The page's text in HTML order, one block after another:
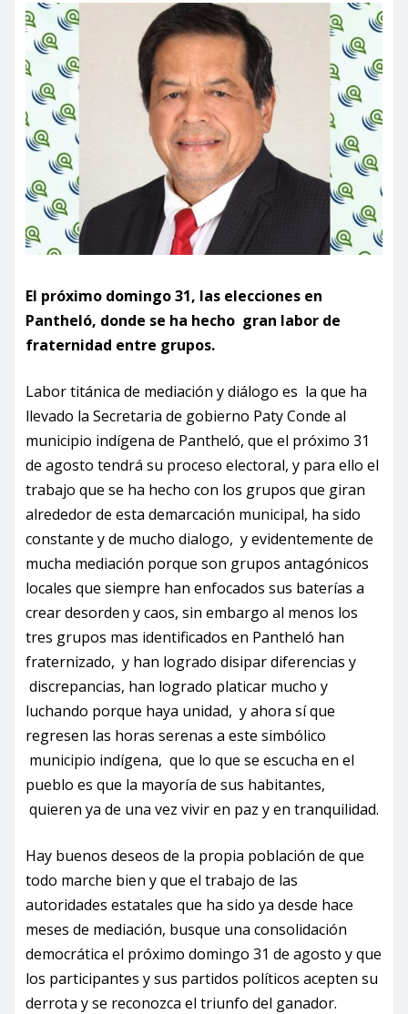
El próximo domingo 31, las elecciones en
Pantheló, donde se ha hecho gran labor de
fraternidad entre grupos.
Labor titánica de mediación y diálogo es la que ha
llevado la Secretaria de gobierno Paty Conde al
municipio indígena de Pantheló, que el próximo 31
de agosto tendrá su proceso electoral, y para ello el
trabajo que se ha hecho con los grupos que giran
alrededor de esta demarcación municipal, ha sido
constante y de mucho dialogo, y evidentemente de
mucha mediación porque son grupos antagónicos
locales que siempre han enfocados sus baterías a
crear desorden y caos, sin embargo al menos los
tres grupos mas identificados en Pantheló han
fraternizado, y han logrado disipar diferencias y
discrepancias, han logrado platicar mucho y
luchando porque haya unidad, y ahora sí que
regresen las horas serenas a este simbólico
municipio indígena, que lo que se escucha en el
pueblo es que la mayoría de sus habitantes,
quieren ya de una vez vivir en paz y en tranquilidad.
Hay buenos deseos de la propia población de que
todo marche bien y que el trabajo de las
autoridades estatales que ha sido ya desde hace
meses de mediación, busque una consolidación
democrática el próximo domingo 31 de agosto y que
los participantes y sus partidos políticos acepten su
derrota y se reconozca el triunfo del ganador.